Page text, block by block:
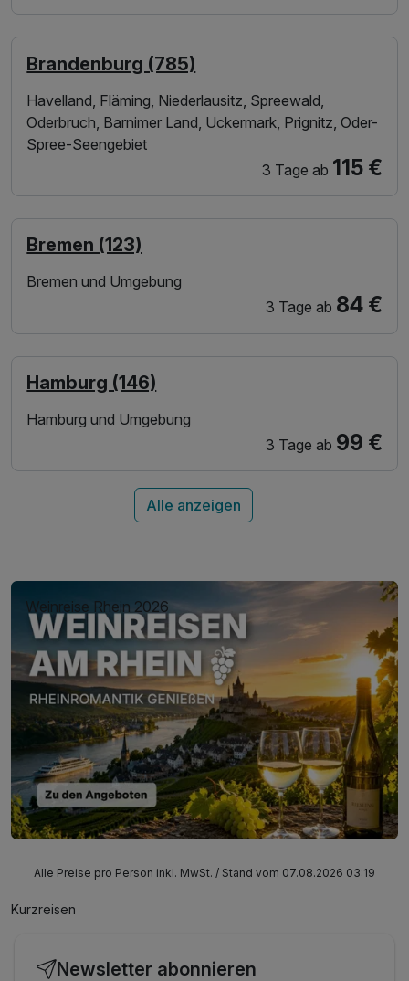
Brandenburg (785)
Havelland, Fläming, Niederlausitz, Spreewald,
Oderbruch, Barnimer Land, Uckermark, Prignitz, Oder-
Spree-Seengebiet
3 Tage ab 115 €
Bremen (123)
Bremen und Umgebung
3 Tage ab 84 €
Hamburg (146)
Hamburg und Umgebung
3 Tage ab 99 €
Alle anzeigen
Weinreise Rhein 2026
Alle Preise pro Person inkl. MwSt. / Stand vom 07.08.2026 03:19
Kurzreisen
Newsletter abonnieren